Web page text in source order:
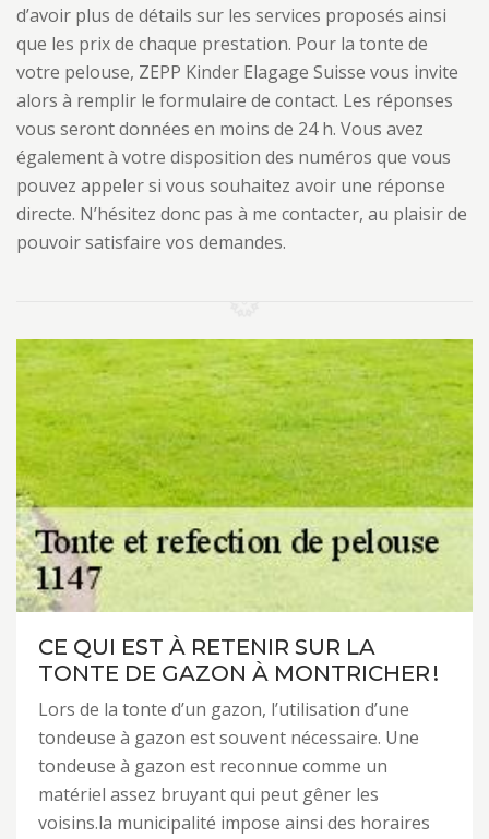
d’avoir plus de détails sur les services proposés ainsi
que les prix de chaque prestation. Pour la tonte de
votre pelouse, ZEPP Kinder Elagage Suisse vous invite
alors à remplir le formulaire de contact. Les réponses
vous seront données en moins de 24 h. Vous avez
également à votre disposition des numéros que vous
pouvez appeler si vous souhaitez avoir une réponse
directe. N’hésitez donc pas à me contacter, au plaisir de
pouvoir satisfaire vos demandes.
CE QUI EST À RETENIR SUR LA
TONTE DE GAZON À MONTRICHER !
Lors de la tonte d’un gazon, l’utilisation d’une
tondeuse à gazon est souvent nécessaire. Une
tondeuse à gazon est reconnue comme un
matériel assez bruyant qui peut gêner les
voisins.la municipalité impose ainsi des horaires